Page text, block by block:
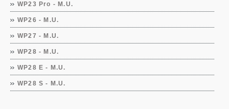
WP23 Pro - M.U.
WP26 - M.U.
WP27 - M.U.
WP28 - M.U.
WP28 E - M.U.
WP28 S - M.U.